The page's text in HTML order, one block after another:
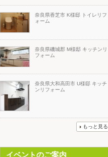
奈良県香芝市 K様邸 トイレリフ
ォーム
奈良県磯城郡 M様邸 キッチンリ
フォーム
奈良県大和高田市 U様邸 キッチ
ンリフォーム
もっと見る
イベントのご案内